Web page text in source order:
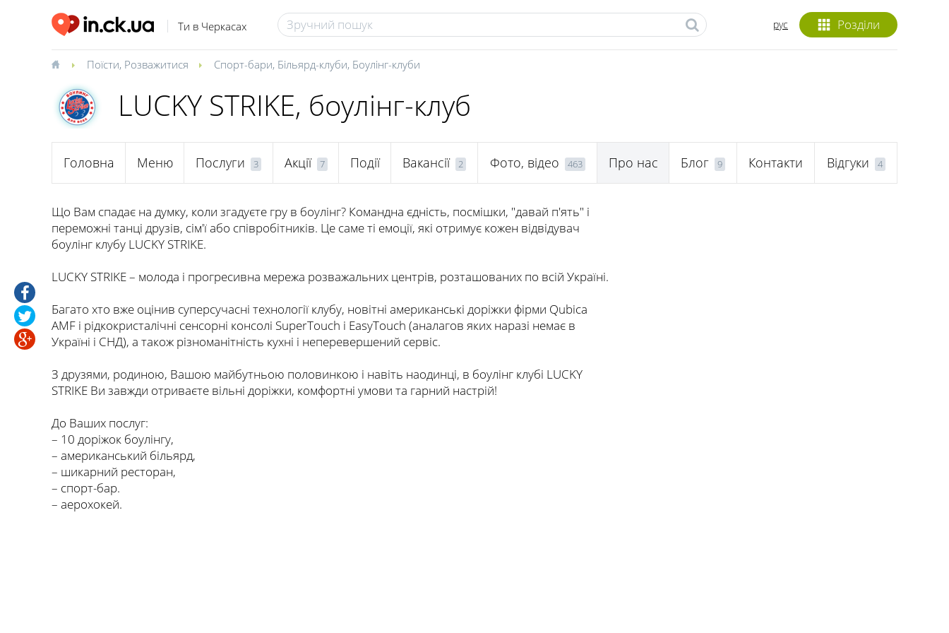
Ти в Черкасах Розділи
рус
Поїсти, Розважитися Спорт-бари, Більярд-клуби, Боулінг-клуби
LUCKY STRIKE, боулінг-клуб
Головна Меню Послуги 3 Акції 7 Події Вакансії 2 Фото, відео 463 Про нас Блог 9 Контакти Відгуки 4
Що Вам спадає на думку, коли згадуєте гру в боулінг? Командна єдність, посмішки, "давай п'ять" і
переможні танці друзів, сім'ї або співробітників. Це саме ті емоції, які отримує кожен відвідувач
боулінг клубу LUCKY STRIKE.
LUCKY STRIKE – молода і прогресивна мережа розважальних центрів, розташованих по всій Україні.
Багато хто вже оцінив суперсучасні технології клубу, новітні американські доріжки фірми Qubica
AMF і рідкокристалічні сенсорні консолі SuperTouch і EasyTouch (аналагов яких наразі немає в
Україні і СНД), а також різноманітність кухні і неперевершений сервіс.
З друзями, родиною, Вашою майбутньою половинкою і навіть наодинці, в боулінг клубі LUCKY
STRIKE Ви завжди отриваєте вільні доріжки, комфортні умови та гарний настрій!
До Ваших послуг:
– 10 доріжок боулінгу,
– американський більярд,
– шикарний ресторан,
– спорт-бар.
– аерохокей.